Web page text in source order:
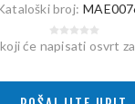
broj:
će napisati osvrt